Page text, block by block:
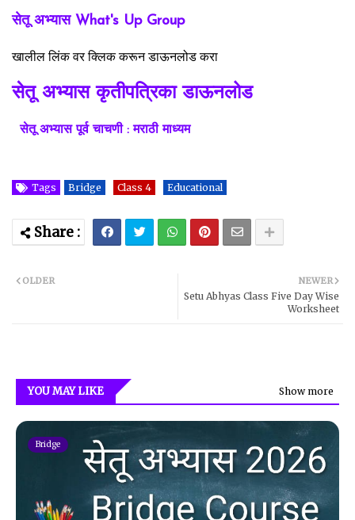
सेतू अभ्यास What's Up Group
खालील लिंक वर क्लिक करून डाऊनलोड करा
सेतू अभ्यास कृतीपत्रिका डाऊनलोड
सेतू अभ्यास पूर्व चाचणी : मराठी माध्यम
Tags Bridge Class 4 Educational
NEWER
Setu Abhyas Class Five Day Wise
Worksheet
OLDER
YOU MAY LIKE Show more
Bridge